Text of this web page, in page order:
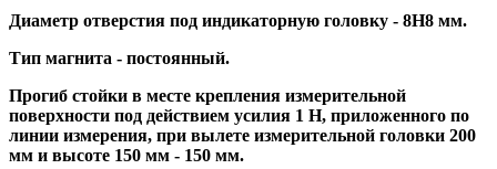
Диаметр отверстия под индикаторную головку - 8H8 мм.
Тип магнита - постоянный.
Прогиб стойки в месте крепления измерительной
поверхности под действием усилия 1 Н, приложенного по
линии измерения, при вылете измерительной головки 200
мм и высоте 150 мм - 150 мм.